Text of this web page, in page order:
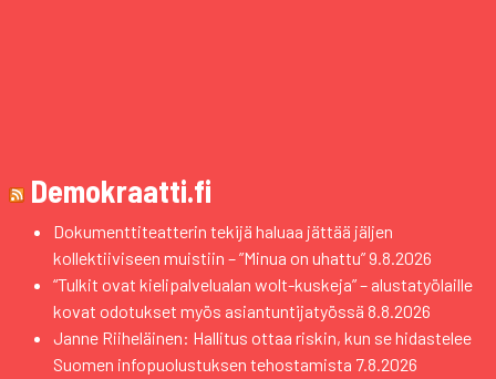
Demokraatti.fi
Dokumenttiteatterin tekijä haluaa jättää jäljen
kollektiiviseen muistiin – ”Minua on uhattu”9.8.2026
“Tulkit ovat kielipalvelualan wolt-kuskeja” – alustatyölaille
kovat odotukset myös asiantuntijatyössä 8.8.2026
Janne Riiheläinen: Hallitus ottaa riskin, kun se hidastelee
Suomen infopuolustuksen tehostamista 7.8.2026